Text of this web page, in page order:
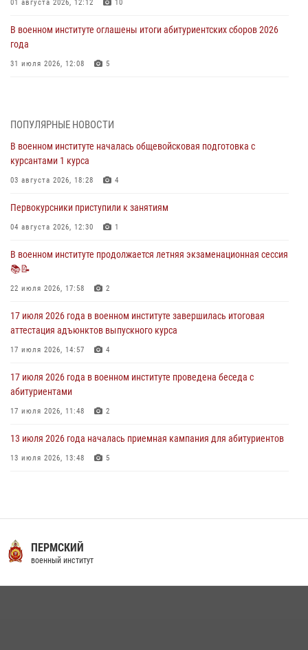
01 августа 2026, 12:12 10
В военном институте оглашены итоги абитуриентских сборов 2026
года
31 июля 2026, 12:08 5
29 июля 2026, 06:45 2
29 июля 2026 года курсанты военного института успешно сдали
экзамен по вождению
29 июля 2026, 06:41
28 июля 2026 года в военном институте организована беседа и
праздничный молебен
В военном институте завершается летняя экзаменационная сессия
28 июля 2026, 10:41
ПОПУЛЯРНЫЕ НОВОСТИ
В военном институте началась общевойсковая подготовка с
курсантами 1 курса
03 августа 2026, 18:28 4
Первокурсники приступили к занятиям
04 августа 2026, 12:30 1
В военном институте продолжается летняя экзаменационная сессия
📚📝
22 июля 2026, 17:58 2
17 июля 2026 года в военном институте завершилась итоговая
аттестация адъюнктов выпускного курса
17 июля 2026, 14:57 4
17 июля 2026 года в военном институте проведена беседа с
абитуриентами
17 июля 2026, 11:48 2
13 июля 2026 года началась приемная кампания для абитуриентов
13 июля 2026, 13:48 5
16 июля 2026, 12:29 3
29 июля 2026 года в военном институте состоялась церемония
приведения военнослужащих к Военной присяге
ПЕРМСКИЙ
военный институт